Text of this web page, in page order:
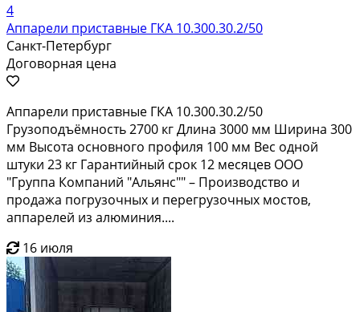
4
Аппарели приставные ГКА 10.300.30.2/50
Санкт-Петербург
Договорная цена
Аппарели приставные ГКА 10.300.30.2/50
Грузоподъёмность 2700 кг Длина 3000 мм Ширина 300
мм Высота основного профиля 100 мм Вес одной
штуки 23 кг Гарантийный срок 12 месяцев ООО
"Группа Компаний "Альянс"" – Производство и
продажа погрузочных и перегрузочных мостов,
аппарелей из алюминия....
16 июля